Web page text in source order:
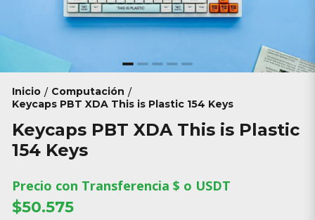
Inicio / Computación /
Keycaps PBT XDA This is Plastic 154 Keys
Keycaps PBT XDA This is Plastic
154 Keys
Precio con Transferencia $ o USDT
$50.575